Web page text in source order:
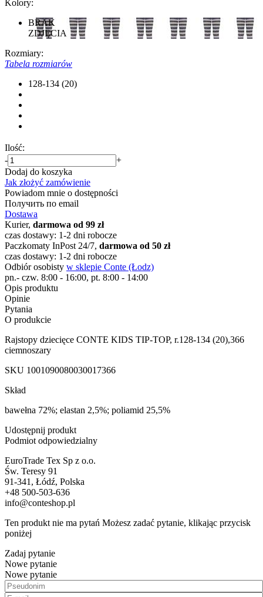
Kolory:
BRAK
ZDJĘCIA
Rozmiary:
Tabela rozmiarów
128-134 (20)
Ilość:
-
+
Dodaj do koszyka
Jak złożyć zamówienie
Powiadom mnie o dostępności
Получить по email
Dostawa
Kurier, darmowa od 99 zł
czas dostawy: 1-2 dni robocze
Paczkomaty InPost 24/7, darmowa od 50 zł
czas dostawy: 1-2 dni robocze
Odbiór osobisty w sklepie Conte (Łodz)
pn.- czw. 8:00 - 16:00, pt. 8:00 - 14:00
Opis produktu
Opinie
Pytania
O produkcie
Rajstopy dziecięce CONTE KIDS TIP-TOP, r.128-134 (20),366
ciemnoszary
SKU 1001090080030017366
Skład
bawełna 72%; elastan 2,5%; poliamid 25,5%
Udostępnij produkt
Podmiot odpowiedzialny
EuroTrade Tex Sp z o.o.
Św. Teresy 91
91-341, Łódź, Polska
+48 500-503-636
info@conteshop.pl
Ten produkt nie ma pytań Możesz zadać pytanie, klikając przycisk
poniżej
Zadaj pytanie
Nowe pytanie
Nowe pytanie